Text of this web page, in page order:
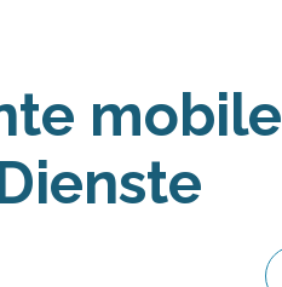
mobile